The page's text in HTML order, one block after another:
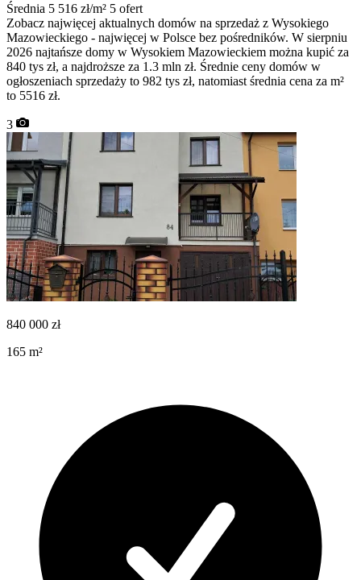
Średnia 5 516 zł/m² 5 ofert
Zobacz najwięcej aktualnych domów na sprzedaż z Wysokiego
Mazowieckiego - najwięcej w Polsce bez pośredników. W sierpniu
2026 najtańsze domy w Wysokiem Mazowieckiem można kupić za
840 tys zł, a najdroższe za 1.3 mln zł. Średnie ceny domów w
ogłoszeniach sprzedaży to 982 tys zł, natomiast średnia cena za m²
to 5516 zł.
3
840 000 zł
165 m²